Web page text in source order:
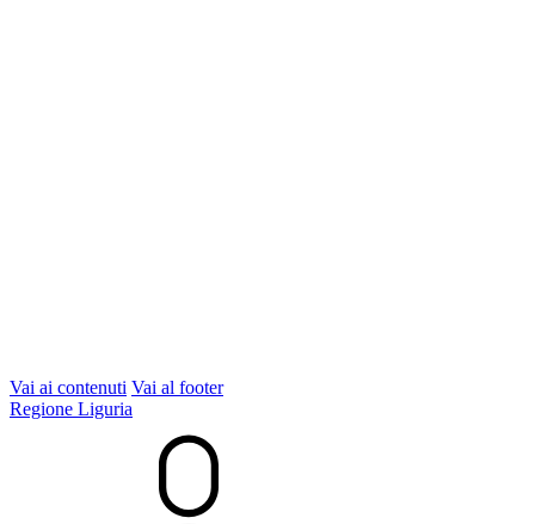
Vai ai contenuti Vai al footer
Regione Liguria